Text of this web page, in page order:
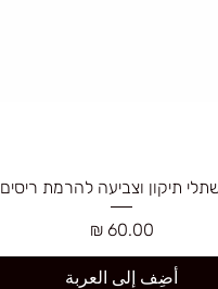
תיקון וצביעה להרמת ריסים
السعر
أضِف إلى العربة